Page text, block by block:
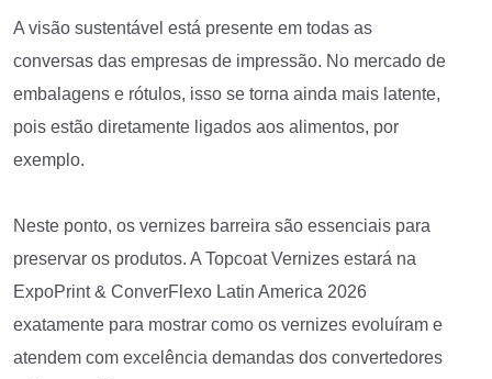
A visão sustentável está presente em todas as
conversas das empresas de impressão. No mercado de
embalagens e rótulos, isso se torna ainda mais latente,
pois estão diretamente ligados aos alimentos, por
exemplo.
Neste ponto, os vernizes barreira são essenciais para
preservar os produtos. A Topcoat Vernizes estará na
ExpoPrint & ConverFlexo Latin America 2026
exatamente para mostrar como os vernizes evoluíram e
atendem com excelência demandas dos convertedores